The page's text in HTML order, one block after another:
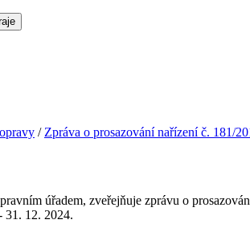
/ Zpráva o prosazování nařízení č. 181/
úřadem, zveřejňuje zprávu o
31. 12. 2024.